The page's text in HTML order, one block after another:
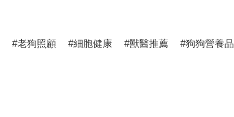
老狗照顧 細胞健康 獸醫推薦 狗狗營養品